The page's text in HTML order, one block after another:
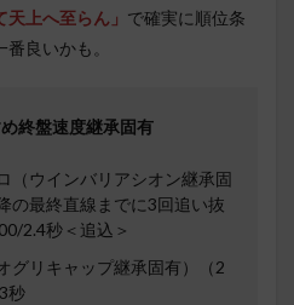
天上へ至らん」 で確実に順位条
良いかも。
終盤速度継承固有
（ウインバリアシオン継承固
の最終直線までに3回追い抜
2.4秒＜追込＞
グリキャップ継承固有）（2
秒